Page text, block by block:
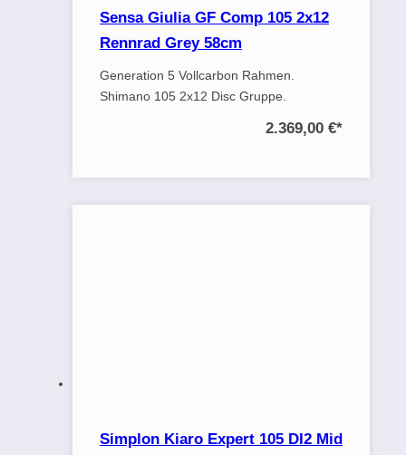
Sensa Giulia GF Comp 105 2x12
Rennrad Grey 58cm
Generation 5 Vollcarbon Rahmen.
Shimano 105 2x12 Disc Gruppe.
2.369,00 €*
Simplon Kiaro Expert 105 DI2 Mid